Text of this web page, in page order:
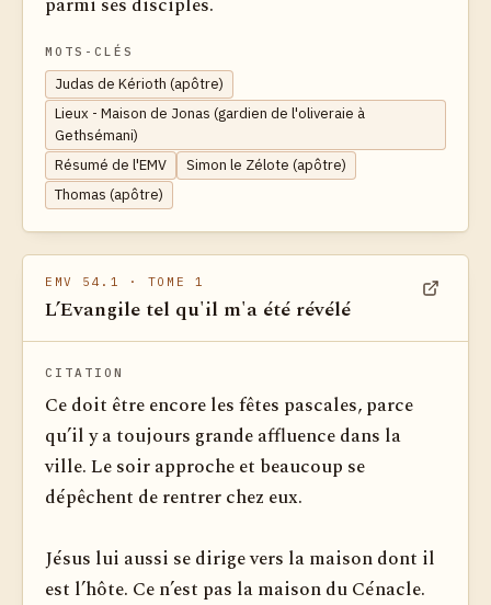
MOTS-CLÉS
Judas de Kérioth (apôtre)
Lieux - Maison de Jonas (gardien de l'oliveraie à
Gethsémani)
Résumé de l'EMV
Simon le Zélote (apôtre)
Thomas (apôtre)
EMV 54.1 · TOME 1
L’Evangile tel qu'il m'a été révélé
CITATION
Ce doit être encore les fêtes pascales, parce
qu’il y a toujours grande affluence dans la
ville. Le soir approche et beaucoup se
dépêchent de rentrer chez eux.
Jésus lui aussi se dirige vers la maison dont il
est l’hôte. Ce n’est pas la maison du Cénacle.